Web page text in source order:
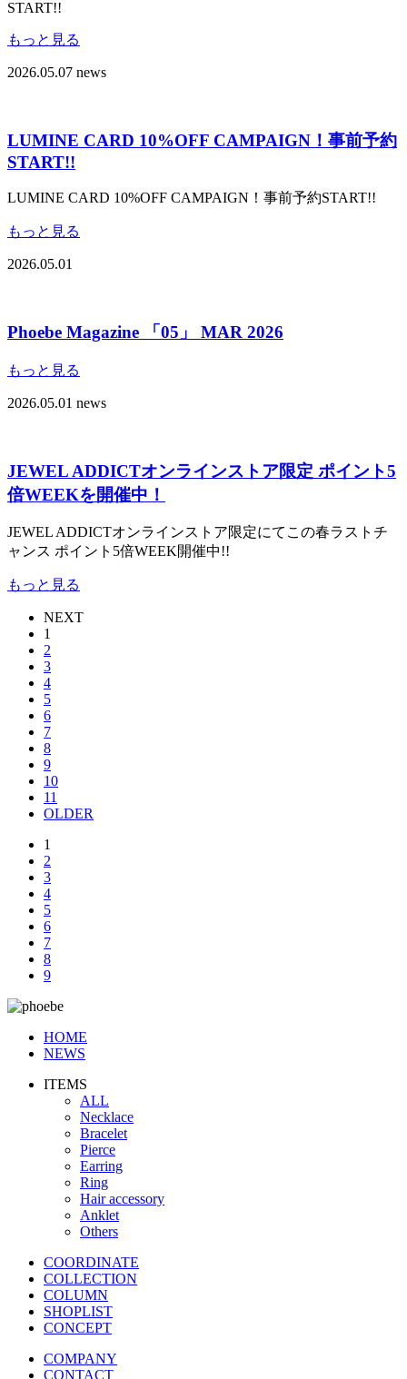
START!!
もっと見る
2026.05.07 news
LUMINE CARD 10%OFF CAMPAIGN！事前予約
START!!
LUMINE CARD 10%OFF CAMPAIGN！事前予約START!!
もっと見る
2026.05.01
Phoebe Magazine 「05」 MAR 2026
もっと見る
2026.05.01 news
JEWEL ADDICTオンラインストア限定 ポイント5
倍WEEKを開催中！
JEWEL ADDICTオンラインストア限定にてこの春ラストチ
ャンス ポイント5倍WEEK開催中!!
もっと見る
NEXT
1
2
3
4
5
6
7
8
9
10
11
OLDER
1
2
3
4
5
6
7
8
9
HOME
NEWS
ITEMS
ALL
Necklace
Bracelet
Pierce
Earring
Ring
Hair accessory
Anklet
Others
COORDINATE
COLLECTION
COLUMN
SHOPLIST
CONCEPT
COMPANY
CONTACT